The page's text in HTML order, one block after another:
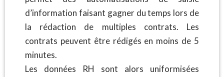
d’information faisant gagner du temps lors de
la rédaction de multiples contrats. Les
contrats peuvent être rédigés en moins de 5
minutes.
Les données RH sont alors uniformisées